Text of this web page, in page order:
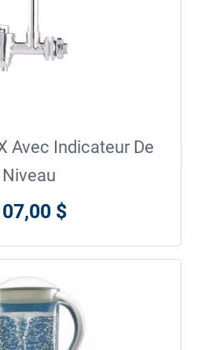
savoir plus
Avec Indicateur De
Niveau
$